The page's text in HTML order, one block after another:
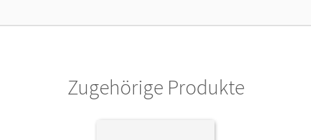
Zugehörige Produkte